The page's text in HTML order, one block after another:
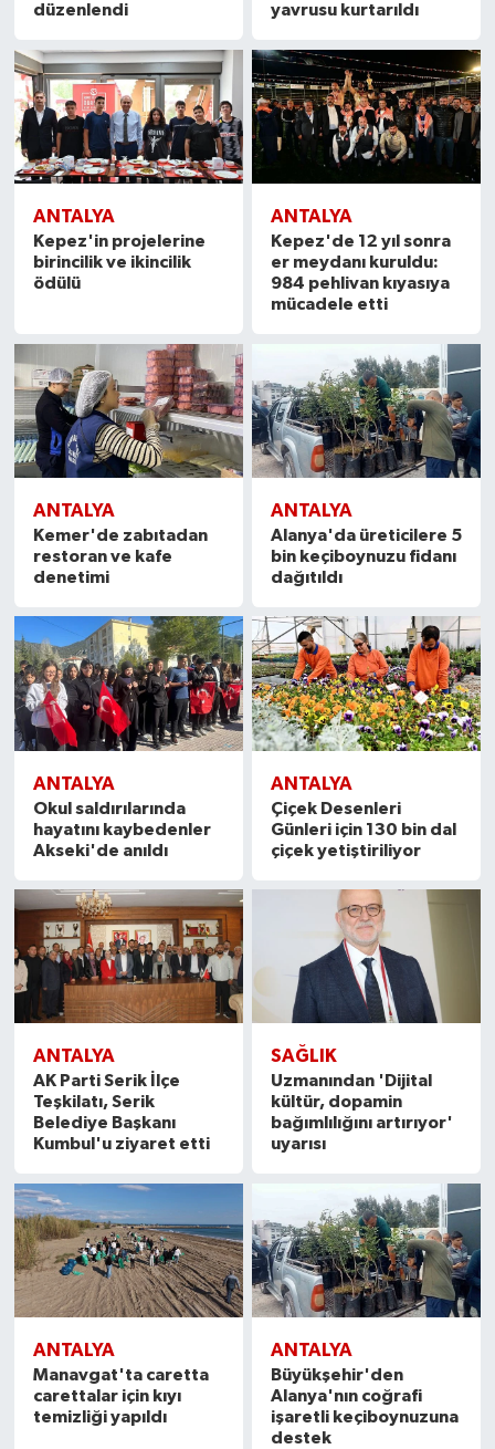
düzenlendi
yavrusu kurtarıldı
ANTALYA
Kepez'in projelerine
birincilik ve ikincilik
ödülü
ANTALYA
Kepez'de 12 yıl sonra
er meydanı kuruldu:
984 pehlivan kıyasıya
mücadele etti
ANTALYA
Kemer'de zabıtadan
restoran ve kafe
denetimi
ANTALYA
Alanya'da üreticilere 5
bin keçiboynuzu fidanı
dağıtıldı
ANTALYA
Okul saldırılarında
hayatını kaybedenler
Akseki'de anıldı
ANTALYA
Çiçek Desenleri
Günleri için 130 bin dal
çiçek yetiştiriliyor
ANTALYA
AK Parti Serik İlçe
Teşkilatı, Serik
Belediye Başkanı
Kumbul'u ziyaret etti
SAĞLIK
Uzmanından 'Dijital
kültür, dopamin
bağımlılığını artırıyor'
uyarısı
ANTALYA
Manavgat'ta caretta
carettalar için kıyı
temizliği yapıldı
ANTALYA
Büyükşehir'den
Alanya'nın coğrafi
işaretli keçiboynuzuna
destek